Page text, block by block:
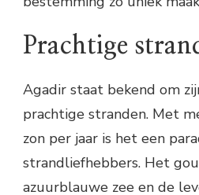
Prachtige
Agadir staat bekend om
prachtige stranden. Met
zon per jaar is het een
strandliefhebbers. Het
azuurblauwe zee en de